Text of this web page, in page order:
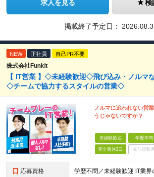
求人を見る 検
掲載終了予定日：
NEW 正社員 自己PR不要
株式会社Funkit
【 IT営業 】◇未経験歓迎◇飛び込み・ノルマ
◇チームで協力するスタイルの営業◇
ノルマに追われない営
うじゃないですか？
未経験歓迎 学歴不問
完全週休2日 賞与複数月
応募資格